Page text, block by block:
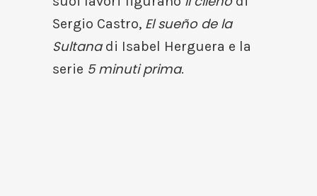
Sergio Castro, El sueño de la
Sultanadi Isabel Herguera e la
serie 5 minuti prima.